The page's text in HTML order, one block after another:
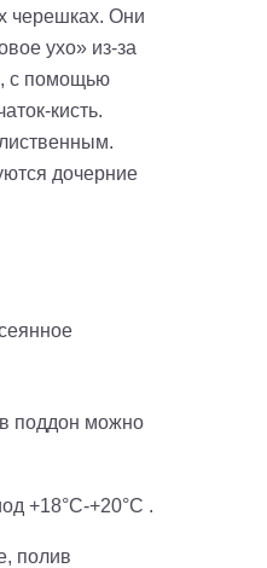
черешках. Они
ухо» из-за
с помощью
кисть.
дочерние
поддон можно
+18°C-+20°C .
полив